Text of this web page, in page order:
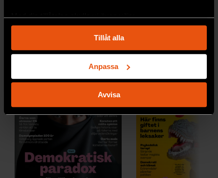
Med din tillåtelse skulle vi även vilja:
som kan ha en noggrannhet på upp till flera meter
Identifiera din enhet genom att aktivt skanna den
för specifika kännetecken (fingeravtryck)
Ta reda på mer om hur dina personliga uppgifter
helst från cookie-förklaringen.
Vi använder enhetsidentifierare för att anpassa innehållet
och annonserna till användarna, tillhandahålla funktioner
för sociala medier och analysera vår trafik. Vi
vidarebefordrar även sådana identifierare och annan
Tillåt alla
Anpassa
Avvisa
UPPTÄCK F&F:S ARKIV!